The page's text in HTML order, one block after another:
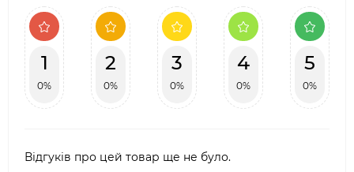
1
0%
2
0%
3
0%
4
0%
5
0%
Відгуків про цей товар ще не було.